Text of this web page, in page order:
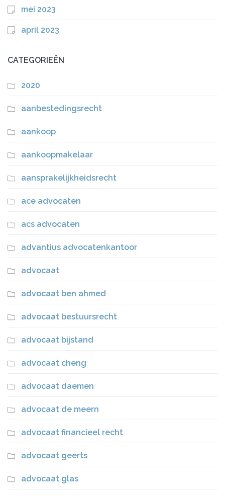
mei 2023
april 2023
CATEGORIEËN
2020
aanbestedingsrecht
aankoop
aankoopmakelaar
aansprakelijkheidsrecht
ace advocaten
acs advocaten
advantius advocatenkantoor
advocaat
advocaat ben ahmed
advocaat bestuursrecht
advocaat bijstand
advocaat cheng
advocaat daemen
advocaat de meern
advocaat financieel recht
advocaat geerts
advocaat glas